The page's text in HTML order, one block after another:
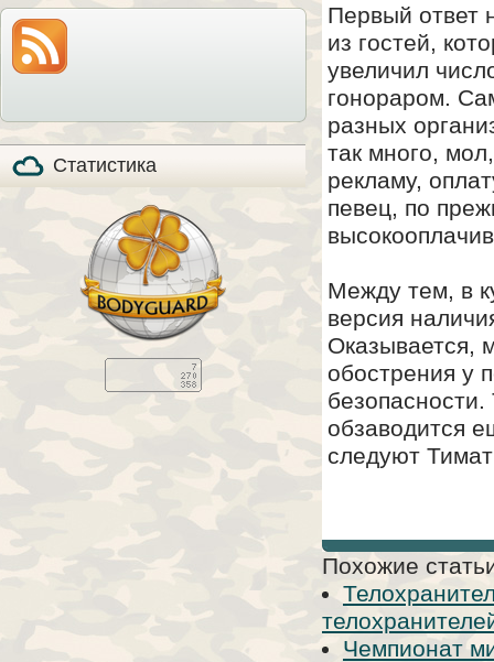
также расскажем все
особенности охоты с
мелкашкой глазами
владельца.
модель по-прежнему
на прилавках и
продолжает
пользоваться
популярностью, в том
числе, и в качестве
обеспечения в
Статистика
Первый ответ
из гостей,
увеличил
гонораром.
разных
так много,
рекламу,
певец, по
Между тем, в
версия
Оказывается,
обострения у
обзаводится
следуют
Похожие
Чемпионат